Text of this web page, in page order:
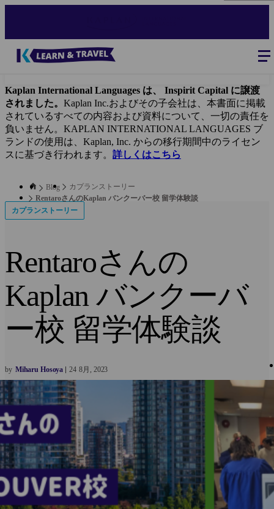
Kaplan International Languages は、 Inspirit Capital に譲渡
されました。 Kaplan Inc.およびその子会社は、本書面に掲載
されているすべての内容および資料について、一切の責任を
負いません。KAPLAN INTERNATIONAL LANGUAGES ブ
ランドの使用は、Kaplan, Inc. からの移行期間中のライセン
スに基づき行われます。 詳しくはこちら
Blog
カプランストーリー
RentaroさんのKaplan バンクーバー校 留学体験談
カプランストーリー
Rentaroさんの
Kaplan バンクーバ
ー校 留学体験談
by Miharu Hosoya 24 8月 2023